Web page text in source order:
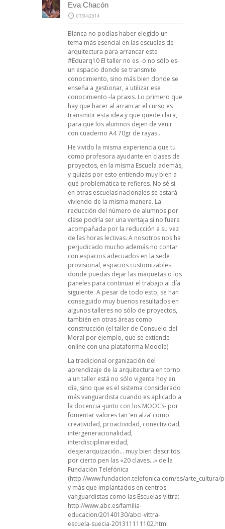
Eva Chacón
07/04/2014
Blanca no podías haber elegido un
tema más esencial en las escuelas de
arquitectura para arrancar este
#Eduarq10 El taller no es -o no sólo es-
un espacio donde se transmite
conocimiento, sino más bien donde se
enseña a gestionar, a utilizar ese
conocimiento -la praxis. Lo primero que
hay que hacer al arrancar el curso es
transmitir esta idea y que quede clara,
para que los alumnos dejen de venir
con cuaderno A4 70gr de rayas…
He vivido la misma experiencia que tu
como profesora ayudante en clases de
proyectos, en la misma Escuela además,
y quizás por esto entiendo muy bien a
qué problemática te refieres. No sé si
en otras escuelas nacionales se estará
viviendo de la misma manera. La
reducción del número de alumnos por
clase podría ser una ventaja si no fuera
acompañada por la reducción a su vez
de las horas lectivas. A nosotros nos ha
perjudicado mucho además no contar
con espacios adecuados en la sede
provisional, espacios customizables
donde puedas dejar las maquetas o los
paneles para continuar el trabajo al día
siguiente. A pesar de todo esto, se han
conseguido muy buenos resultados en
algunos talleres no sólo de proyectos,
también en otras áreas como
construcción (el taller de Consuelo del
Moral por ejemplo, que se extiende
online con una plataforma Moodle).
La tradicional organización del
aprendizaje de la arquitectura en torno
a un taller está no sólo vigente hoy en
día, sino que es el sistema considerado
más vanguardista cuando es aplicado a
la docencia -junto con los MOOCS- por
fomentar valores tan ‘en alza’ como
creatividad, proactividad, conectividad,
intergeneracionalidad,
interdisciplinareidad,
desjerarquización… muy bien descritos
por cierto pen las «20 claves…» de la
Fundación Telefónica
(http://www.fundacion.telefonica.com/es/arte_cultura/
y más que implantados en centros
vanguardistas como las Escuelas Vittra:
http://www.abc.es/familia-
educacion/20140130/abci-vittra-
escuela-suecia-201311111102.html